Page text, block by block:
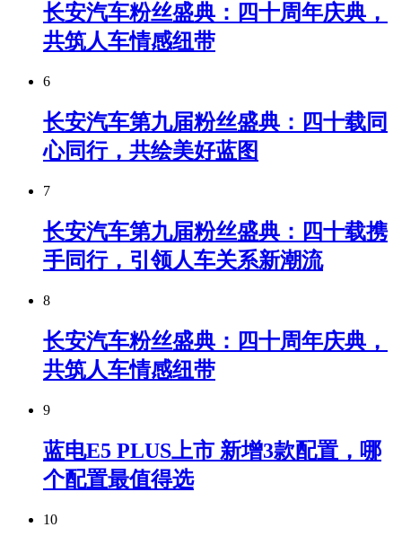
长安汽车粉丝盛典：四十周年庆典，
共筑人车情感纽带
6
长安汽车第九届粉丝盛典：四十载同
心同行，共绘美好蓝图
7
长安汽车第九届粉丝盛典：四十载携
手同行，引领人车关系新潮流
8
长安汽车粉丝盛典：四十周年庆典，
共筑人车情感纽带
9
蓝电E5 PLUS上市 新增3款配置，哪
个配置最值得选
10